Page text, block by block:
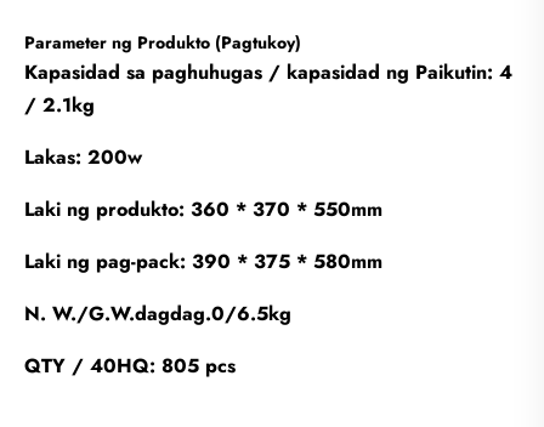
Parameter ng Produkto (Pagtukoy)
Kapasidad sa paghuhugas / kapasidad ng Paikutin: 4
/ 2.1kg
Lakas: 200w
Laki ng produkto: 360 * 370 * 550mm
Laki ng pag-pack: 390 * 375 * 580mm
N. W./G.W.dagdag.0/6.5kg
QTY / 40HQ: 805 pcs